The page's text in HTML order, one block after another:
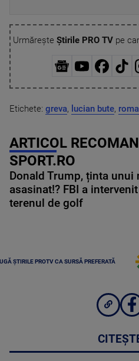
Urmărește Știrile PRO TVpe
Etichete: greva, lucian bute,
ARTICOL
SPORT.RO
Donald Trump, ținta unui
asasinat!? FBI a
terenul de golf
ȘTIRILE PROTV CA SURSĂ PREFERATĂ